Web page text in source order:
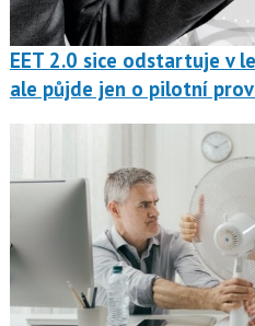
EET 2.0 sice odstartuje v
ale půjde jen o pilotní